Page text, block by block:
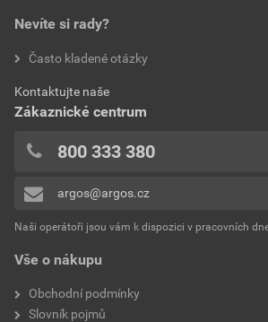
Vše o nákupu
Obchodní podmínky
Slovník pojmů
Nevíte si rady?
Často kladené otázky
Kontaktujte naše
Zákaznické centrum
800 333 380
argos@argos.cz
Naši operátoři jsou vám k dispozici v pracovních